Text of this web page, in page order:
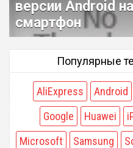
версии Android
смартфон
Популярные
AliExpress Android
Google
Huawei
Microsoft
Samsung